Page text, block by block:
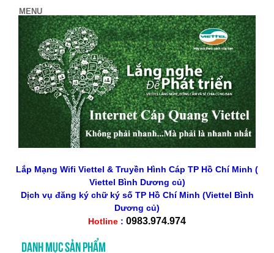
Lắp Mạng Wifi Viettel & Truyền Hình Cáp TP Hồ Chí Minh (
Viettel Bình Dương củ)
Dịch vụ đăng ký chữ ký số TP Hồ Chí Minh (Viettel Bình
Dương củ)
Hotline : 0983.974.974
DANH MỤC SẢN PHẨM